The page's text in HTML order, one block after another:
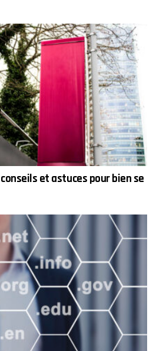
et astuces pour bien se